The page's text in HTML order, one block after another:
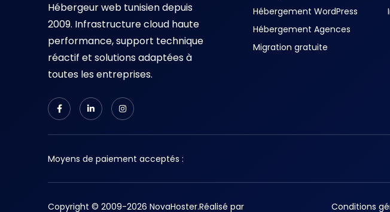
Hébergeur web tunisien depuis
2009. Infrastructure cloud haute
performance, support technique
réactif et solutions adaptées à
toutes les entreprises.
Hébergement WordPress
Hébergement Agences
Migration gratuite
Moyens de paiement acceptés :
Copyright © 2009-2026 NovaHoster.Réalisé par Conditions